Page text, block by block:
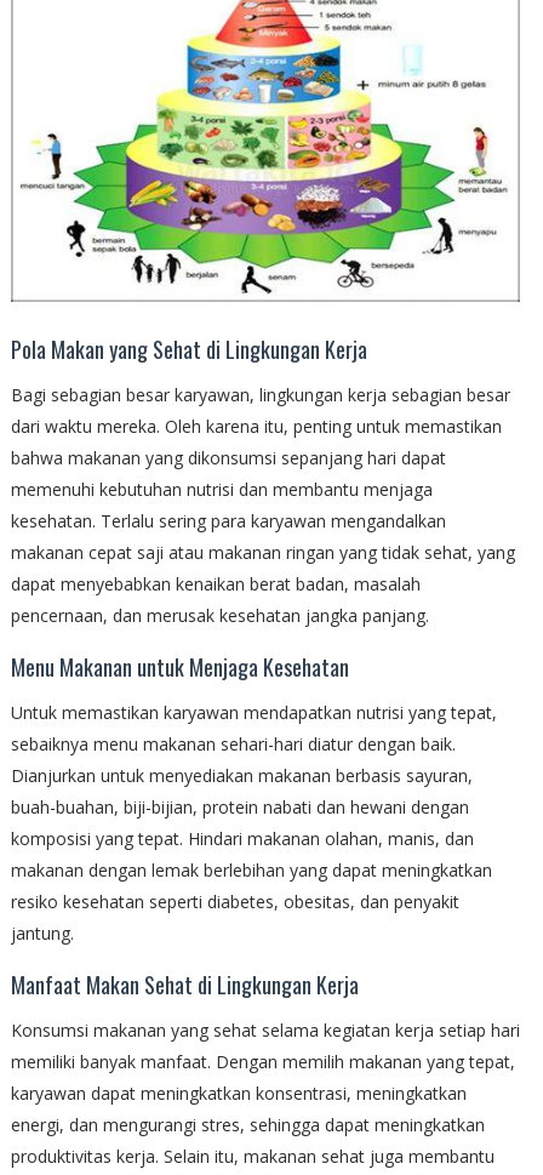
Pola Makan yang Sehat di Lingkungan Kerja
Bagi sebagian besar karyawan, lingkungan kerja sebagian besar
dari waktu mereka. Oleh karena itu, penting untuk memastikan
bahwa makanan yang dikonsumsi sepanjang hari dapat
memenuhi kebutuhan nutrisi dan membantu menjaga
kesehatan. Terlalu sering para karyawan mengandalkan
makanan cepat saji atau makanan ringan yang tidak sehat, yang
dapat menyebabkan kenaikan berat badan, masalah
pencernaan, dan merusak kesehatan jangka panjang.
Menu Makanan untuk Menjaga Kesehatan
Untuk memastikan karyawan mendapatkan nutrisi yang tepat,
sebaiknya menu makanan sehari-hari diatur dengan baik.
Dianjurkan untuk menyediakan makanan berbasis sayuran,
buah-buahan, biji-bijian, protein nabati dan hewani dengan
komposisi yang tepat. Hindari makanan olahan, manis, dan
makanan dengan lemak berlebihan yang dapat meningkatkan
resiko kesehatan seperti diabetes, obesitas, dan penyakit
jantung.
Manfaat Makan Sehat di Lingkungan Kerja
Konsumsi makanan yang sehat selama kegiatan kerja setiap hari
memiliki banyak manfaat. Dengan memilih makanan yang tepat,
karyawan dapat meningkatkan konsentrasi, meningkatkan
energi, dan mengurangi stres, sehingga dapat meningkatkan
produktivitas kerja. Selain itu, makanan sehat juga membantu